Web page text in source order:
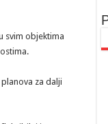
svim objektima
za dalji